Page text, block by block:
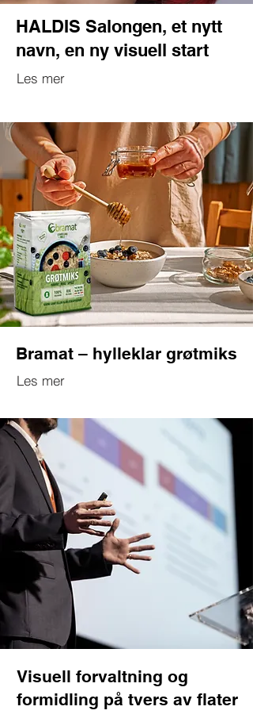
HALDIS Salongen, et nytt
navn, en ny visuell start
Les mer
Bramat – hylleklar grøtmiks
Les mer
Visuell forvaltning og
formidling på tvers av flater